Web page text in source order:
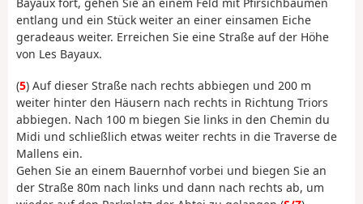
Bayaux fort, gehen Sie an einem Feld mit Pfirsichbäumen
entlang und ein Stück weiter an einer einsamen Eiche
geradeaus weiter. Erreichen Sie eine Straße auf der Höhe
von Les Bayaux.
(5) Auf dieser Straße nach rechts abbiegen und 200 m
weiter hinter den Häusern nach rechts in Richtung Triors
abbiegen. Nach 100 m biegen Sie links in den Chemin du
Midi und schließlich etwas weiter rechts in die Traverse de
Mallens ein.
Gehen Sie an einem Bauernhof vorbei und biegen Sie an
der Straße 80m nach links und dann nach rechts ab, um